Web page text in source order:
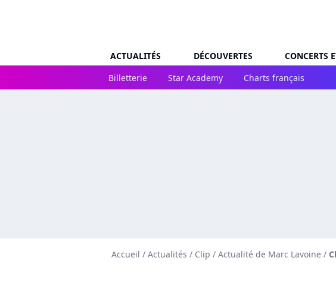
ACTUALITÉS DÉCOUVERTES CONCERTS
Billetterie
Star Academy Charts français
Accueil / Actualités / Clip / Actualité de Marc Lavoine /